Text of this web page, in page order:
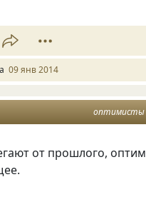
09 янв 2014
оптимисты
от прошлого,